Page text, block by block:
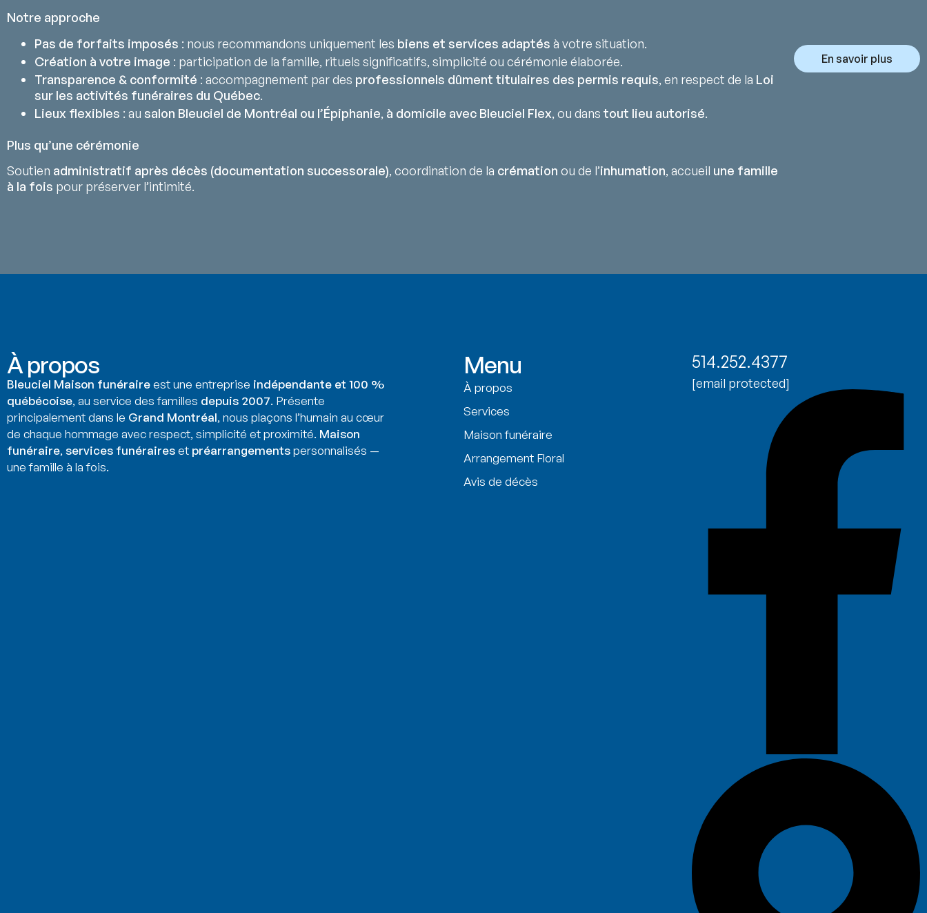
Notre approche
Pas de forfaits imposés : nous recommandons uniquement les biens et services adaptés à votre situation.
Création à votre image : participation de la famille, rituels significatifs, simplicité ou cérémonie élaborée.
Transparence & conformité : accompagnement par des professionnels dûment titulaires des permis requis, en respect de la Loi
sur les activités funéraires du Québec.
Lieux flexibles : au salon Bleuciel de Montréal ou l’Épiphanie, à domicile avec Bleuciel Flex, ou dans tout lieu autorisé.
Plus qu’une cérémonie
Soutien administratif après décès (documentation successorale), coordination de la crémation ou de l’inhumation, accueil une famille
à la fois pour préserver l’intimité.
En savoir plus
À propos
Bleuciel Maison funéraireest une entreprise indépendante et 100 %
québécoise, au service des familles depuis 2007. Présente
principalement dans le Grand Montréal, nous plaçons l’humain au cœur
de chaque hommage avec respect, simplicité et proximité. Maison
funéraire, services funéraireset préarrangementspersonnalisés —
une famille à la fois.
Menu
À propos
Services
Maison funéraire
Arrangement Floral
Avis de décès
514.252.4377
[email protected]